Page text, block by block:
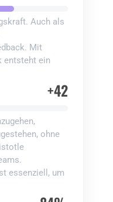
Auch als
Mit
entsteht ein
+42
ohne
essenziell, um